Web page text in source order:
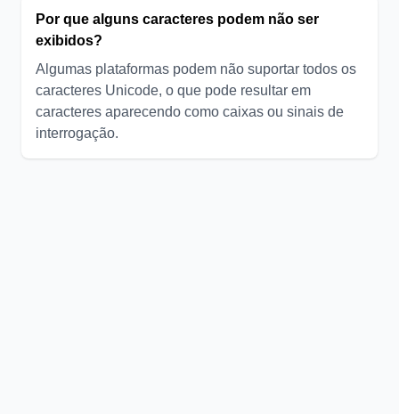
Por que alguns caracteres podem não ser
exibidos?
Algumas plataformas podem não suportar todos os
caracteres Unicode, o que pode resultar em
caracteres aparecendo como caixas ou sinais de
interrogação.